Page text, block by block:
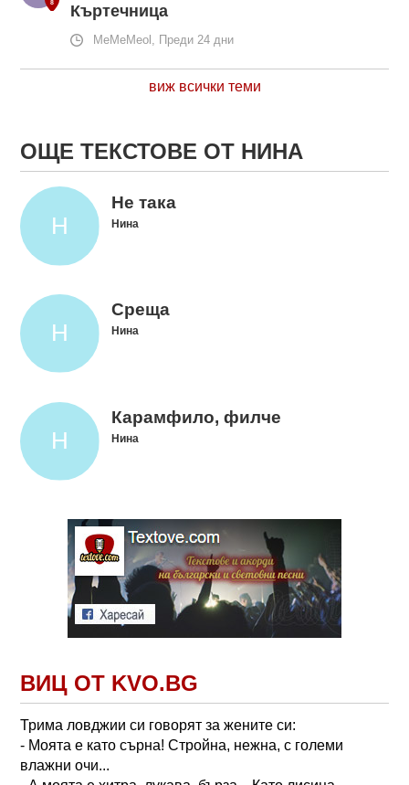
Къртечница
MeMeMeol, Преди 24 дни
виж всички теми
ОЩЕ ТЕКСТОВЕ ОТ НИНА
Не така
Нина
Среща
Нина
Карамфило, филче
Нина
ВИЦ ОТ KVO.BG
Трима ловджии си говорят за жените си:
- Моята е като сърна! Стройна, нежна, с големи
влажни очи...